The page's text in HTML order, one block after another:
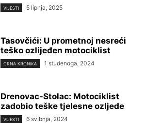
VIJESTI 5 lipnja, 2025
Tasovčići: U prometnoj nesreći
teško ozlijeđen motociklist
CRNA KRONIKA 1 studenoga, 2024
Drenovac-Stolac: Motociklist
zadobio teške tjelesne ozljede
VIJESTI 6 svibnja, 2024